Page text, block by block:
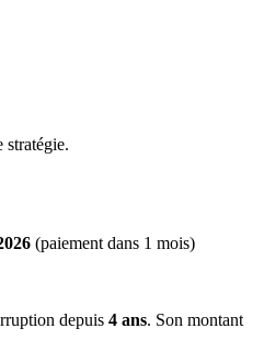
stratégie.
(paiement dans 1 mois)
depuis 4 ans. Son montant